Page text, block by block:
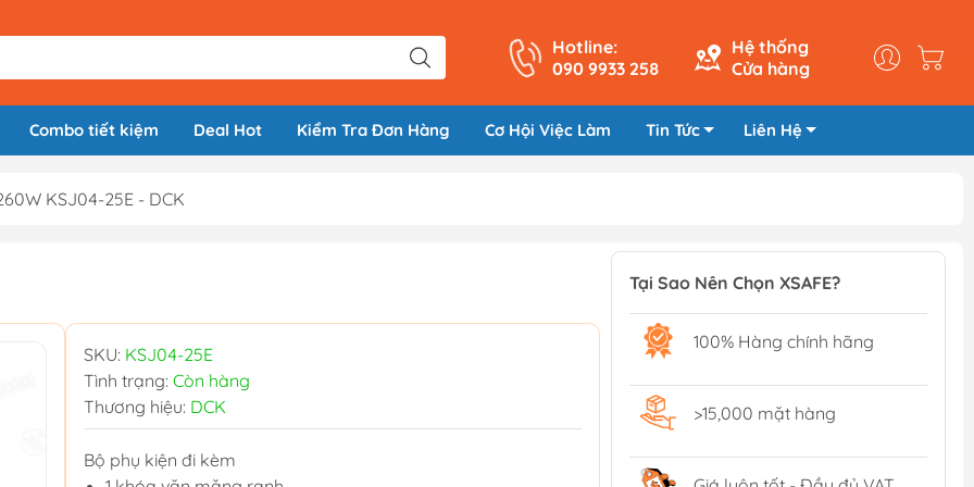
Hotline:
090 9933 258
Hệ thống
Cửa hàng
Combo tiết kiệm Deal Hot Kiểm Tra Đơn Hàng Cơ Hội Việc Làm Tin Tức Liên Hệ
KSJ04-25E - DCK
SKU: KSJ04-25E
Tình trạng: Còn hàng
Thương hiệu: DCK
Bộ phụ kiện đi kèm
Tại Sao Nên Chọn XSAFE?
100% Hàng chính hãng
>15,000 mặt hàng